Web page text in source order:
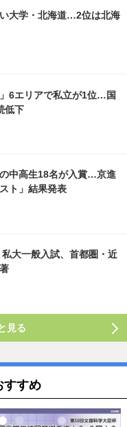
大学・北海道…2位は北海
」6エリアで私立が1位…国
低下
中高生18名が入賞…京進
ト」結果発表
私大一般入試、首都圏・近
見る
すすめ